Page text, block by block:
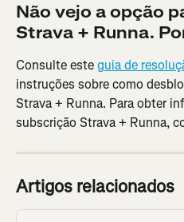
Não vejo a opção
Strava + Runna.
Consulte este guia de
instruções sobre como
Strava + Runna. Para obter
subscrição Strava + Runna,
Artigos relacionados